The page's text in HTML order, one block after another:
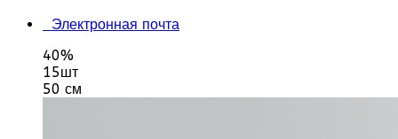
Электронная почта
40%
15шт
50 см